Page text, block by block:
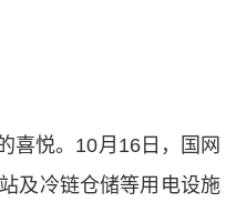
悦。10月16日，国网
及冷链仓储等用电设施